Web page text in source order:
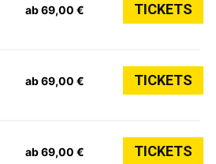
ab 69,00 € TICKETS
ab 69,00 € TICKETS
ab 69,00 € TICKETS